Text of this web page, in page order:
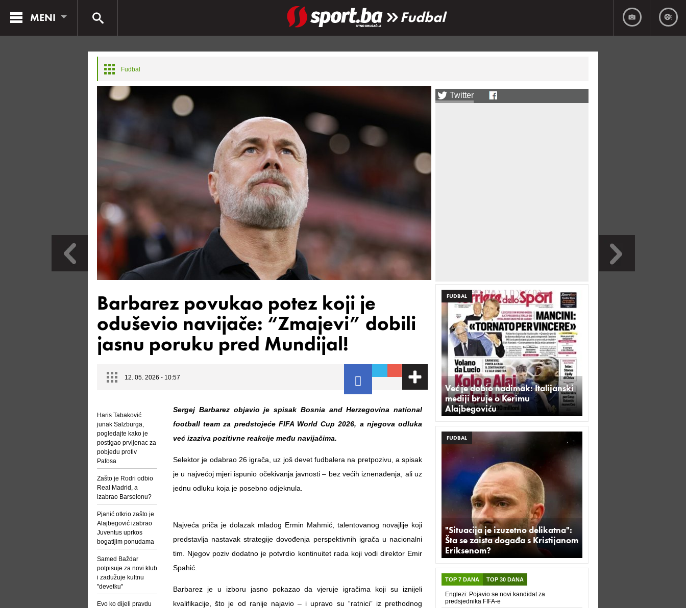
MENI Fudbal
Fudbal
Barbarez povukao potez koji je
oduševio navijače: “Zmajevi” dobili
jasnu poruku pred Mundijal!
12. 05. 2026 - 10:57
Haris Tabaković
junak Salzburga,
pogledajte kako je
postigao prvijenac za
pobjedu protiv
Pafosa
Zašto je Rodri odbio
Real Madrid, a
izabrao Barselonu?
Pjanić otkrio zašto je
Alajbegović izabrao
Juventus uprkos
bogatijim ponudama
Samed Baždar
potpisuje za novi klub
i zadužuje kultnu
"devetku"
Evo ko dijeli pravdu
Sergej Barbarez objavio je spisak Bosnia and Herzegovina national
football team za predstojeće FIFA World Cup 2026, a njegova odluka
već izaziva pozitivne reakcije među navijačima.
Selektor je odabrao 26 igrača, uz još devet fudbalera na pretpozivu, a spisak
je u najvećoj mjeri ispunio očekivanja javnosti – bez većih iznenađenja, ali uz
jednu odluku koja je posebno odjeknula.
Najveća priča je dolazak mladog Ermin Mahmić, talentovanog novajlije koji
predstavlja nastavak strategije dovođenja perspektivnih igrača u nacionalni
tim. Njegov poziv dodatno je potvrdio kontinuitet rada koji vodi direktor Emir
Spahić.
Barbarez je u izboru jasno pokazao da vjeruje igračima koji su iznijeli
kvalifikacije, što je od ranije najavio – i upravo su “ratnici” iz prethodnog
Twitter
FUDBAL
Već je dobio nadimak: Italijanski
mediji bruje o Kerimu
Alajbegoviću
FUDBAL
"Situacija je izuzetno delikatna":
Šta se zaista događa s Kristijanom
Eriksenom?
TOP 7 DANA TOP 30 DANA
Englezi: Pojavio se novi kandidat za
predsjednika FIFA-e